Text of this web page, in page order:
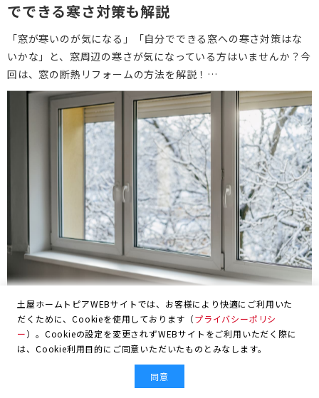
でできる寒さ対策も解説
「窓が寒いのが気になる」「自分でできる窓への寒さ対策はな
いかな」と、窓周辺の寒さが気になっている方はいませんか？今
回は、窓の断熱リフォームの方法を解説！…
断熱・換気
窓の結露対策を徹底解説！原因・対処法・防
止策や使える補助金まで
土屋ホームトピアWEBサイトでは、お客様により快適にご利用いた
だくために、Cookieを使用しております（プライバシーポリシ
ー）。Cookieの設定を変更されずWEBサイトをご利用いただく際に
は、Cookie利用目的にご同意いただいたものとみなします。
同意